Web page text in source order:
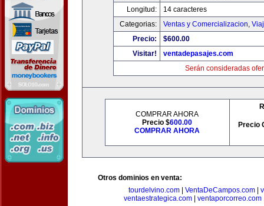
Longitud:
14 caracteres
Categorias:
Ventas y Comercializacion,
Precio:
$600.00
Visitar!
ventadepasajes.com
Serán consideradas
COMPRAR AHORA
Precio $600.00
COMPRAR AHORA
Precio
Otros dominios en venta:
tourdelvino.com| VentaDeCampos.com|
ventaestrategica.com| ventaporcorreo.com